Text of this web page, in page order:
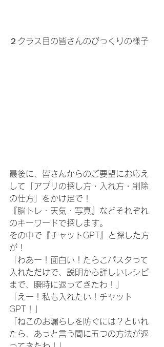
２クラス目の皆さんのびっくりの様子
最後に、皆さんからのご要望にお応え
して「アプリの探し方・入れ方・削除
の仕方」をかけ足で！
『脳トレ・天気・写真』などそれぞれ
のキーワードで探します。
その中で『チャットGPT』と探した方
が！
「わあー！面白い！たらこパスタって
入れただけで、説明から詳しいレシピ
まで、瞬時に返ってきたわ！」
「えー！私も入れたい！チャット
GPT！」
「ねこのお漏らしを防ぐには？といれ
たら、あっと言う間に五つの方法が返